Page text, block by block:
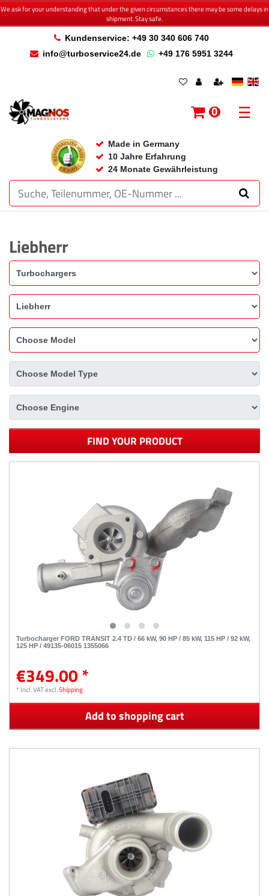
We ask for your understanding that under the given circumstances there may be some delays in
shipment. Stay safe.
Kundenservice: +49 30 340 606 740
info@turboservice24.de
+49 176 5951 3244
Made in Germany
10 Jahre Erfahrung
24 Monate Gewährleistung
0 ☰
Liebherr
FIND YOUR PRODUCT
Turbocharger FORD TRANSIT 2.4 TD / 66 kW, 90 HP / 85 kW, 115 HP / 92 kW,
125 HP / 49135-06015 1355066
€349.00 *
* Incl. VATexcl.Shipping
Add to shopping cart